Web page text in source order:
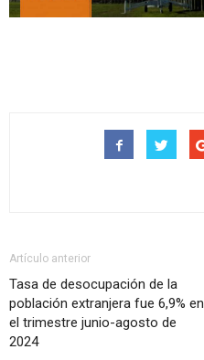
Artículo anterior
Tasa de desocupación de la
población extranjera fue 6,9% en
el trimestre junio-agosto de
2024